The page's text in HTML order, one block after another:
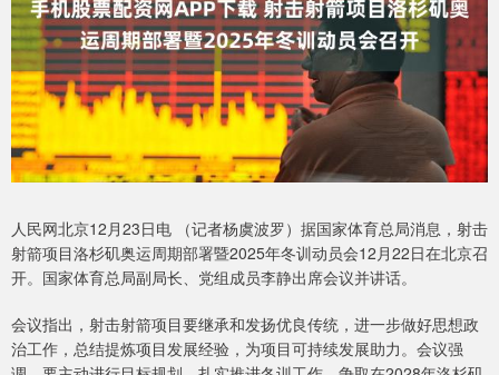
人民网北京12月23日电 （记者杨虞波罗）据国家体育总局消息，射击
射箭项目洛杉矶奥运周期部署暨2025年冬训动员会12月22日在北京召
开。国家体育总局副局长、党组成员李静出席会议并讲话。
会议指出，射击射箭项目要继承和发扬优良传统，进一步做好思想政
治工作，总结提炼项目发展经验，为项目可持续发展助力。会议强